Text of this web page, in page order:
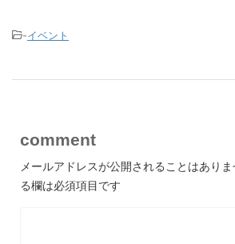
-イベント
comment
メールアドレスが公開されることはありま
る欄は必須項目です